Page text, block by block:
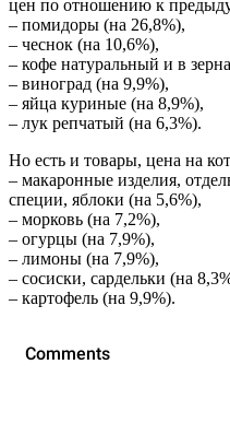
цен по отношению к
– помидоры (на 26,8%),
– чеснок (на 10,6%),
– кофе натуральный и в
– виноград (на 9,9%),
– яйца куриные (на 8,9%),
– лук репчатый (на 6,3%).
Но есть и товары, цена на
– макаронные изделия,
специи, яблоки (на 5,6%),
– морковь (на 7,2%),
– огурцы (на 7,9%),
– лимоны (на 7,9%),
– сосиски, сардельки (на
– картофель (на 9,9%).